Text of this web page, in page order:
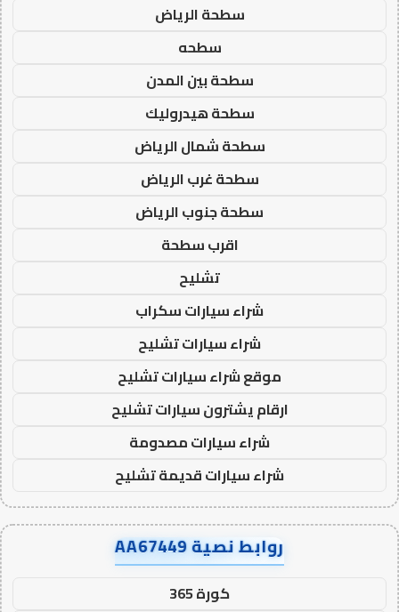
سطحة الرياض
سطحه
سطحة بين المدن
سطحة هيدروليك
سطحة شمال الرياض
سطحة غرب الرياض
سطحة جنوب الرياض
اقرب سطحة
تشليح
شراء سيارات سكراب
شراء سيارات تشليح
موقع شراء سيارات تشليح
ارقام يشترون سيارات تشليح
شراء سيارات مصدومة
شراء سيارات قديمة تشليح
روابط نصية AA67449
كورة 365